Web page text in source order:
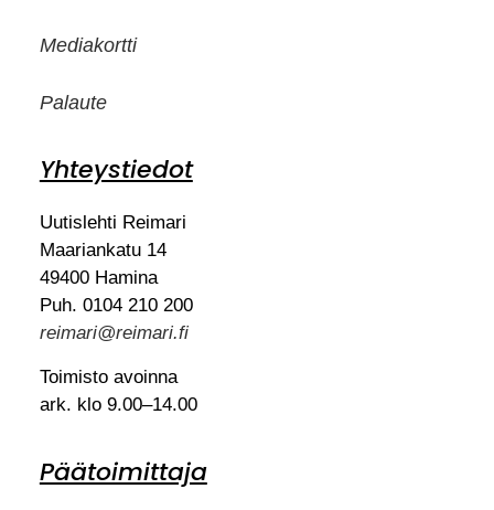
Mediakortti
Palaute
Yhteystiedot
Uutislehti Reimari
Maariankatu 14
49400 Hamina
Puh. 0104 210 200
reimari@reimari.fi
Toimisto avoinna
ark. klo 9.00–14.00
Päätoimittaja